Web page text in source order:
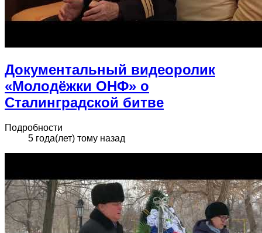
Документальный видеоролик
«Молодёжки ОНФ» о
Сталинградской битве
Подробности
5 года(лет) тому назад